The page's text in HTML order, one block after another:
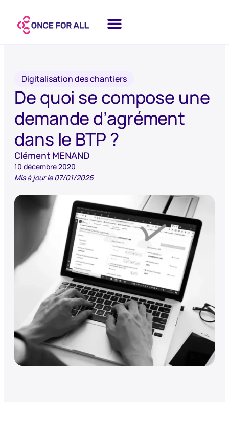
Digitalisation des chantiers
De quoi se compose une
demande d’agrément
dans le BTP ?
Clément MENAND
10 décembre 2020
Mis à jour le 07/01/2026